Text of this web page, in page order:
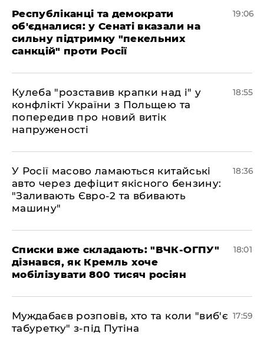
Республіканці та демократи
об'єдналися: у Сенаті вказали на
сильну підтримку "пекельних
санкцій" проти Росії
19:06
Кулеба "розставив крапки над і" у
конфлікті України з Польщею та
попередив про новий витік
напруженості
18:55
У Росії масово ламаються китайські
авто через дефіцит якісного бензину:
"Заливають Євро-2 та вбивають
машину"
18:36
Списки вже складають: "ВЧК-ОГПУ"
дізнався, як Кремль хоче
мобілізувати 800 тисяч росіян
18:01
Муждабаєв розповів, хто та коли "виб'є
табуретку" з-під Путіна
17:59